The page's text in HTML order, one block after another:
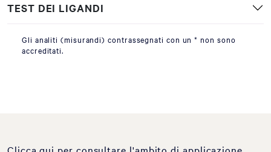
TEST DEI LIGANDI
Gli analiti (misurandi) contrassegnati con un * non sono
accreditati.